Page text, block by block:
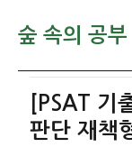
숲 속의 공부
[PSAT
판단 재책